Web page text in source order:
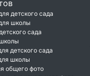
детского сада
школы
сада
детского сада
школы
общего фото